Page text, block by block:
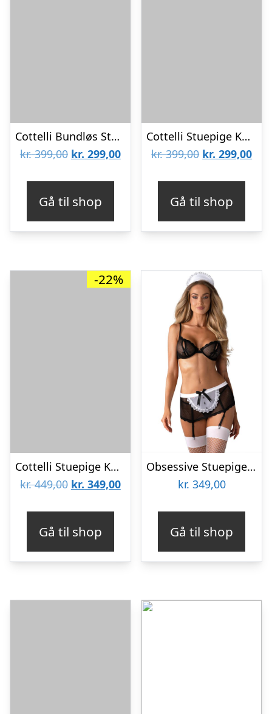
Cottelli Bundløs Stuepige Kostume Sort – XL
kr.399,00 Den
var:
kr. 399,00.
kr. 299,00Den
kr. 299,00.
Gå til shop
Cottelli Stuepige Kostume – M
kr.399,00 Den
var:
kr. 399,00.
kr. 299,00Den
kr.
Gå til shop
-22%
Cottelli Stuepige Kostume Sort – S
kr.449,00 Den
var:
kr. 449,00.
kr. 349,00Den
kr. 349,00.
Gå til shop
Obsessive Stuepige Kostume 5 Dele – L/XL
kr. 349,00
Gå til shop